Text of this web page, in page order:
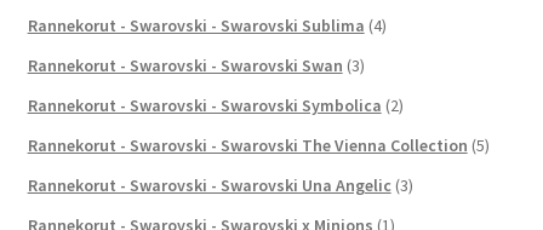
Rannekorut - Swarovski - Swarovski Sublima (4)
Rannekorut - Swarovski - Swarovski Swan (3)
Rannekorut - Swarovski - Swarovski Symbolica (2)
Rannekorut - Swarovski - Swarovski The Vienna Collection (5)
Rannekorut - Swarovski - Swarovski Una Angelic (3)
Rannekorut - Swarovski - Swarovski x Minions (1)